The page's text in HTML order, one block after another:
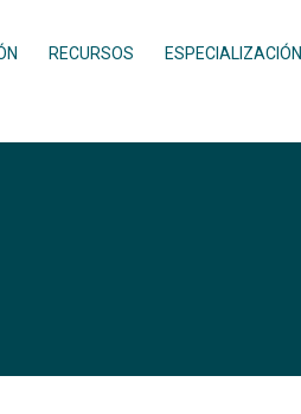
RECURSOS ESPECIALIZACIÓN